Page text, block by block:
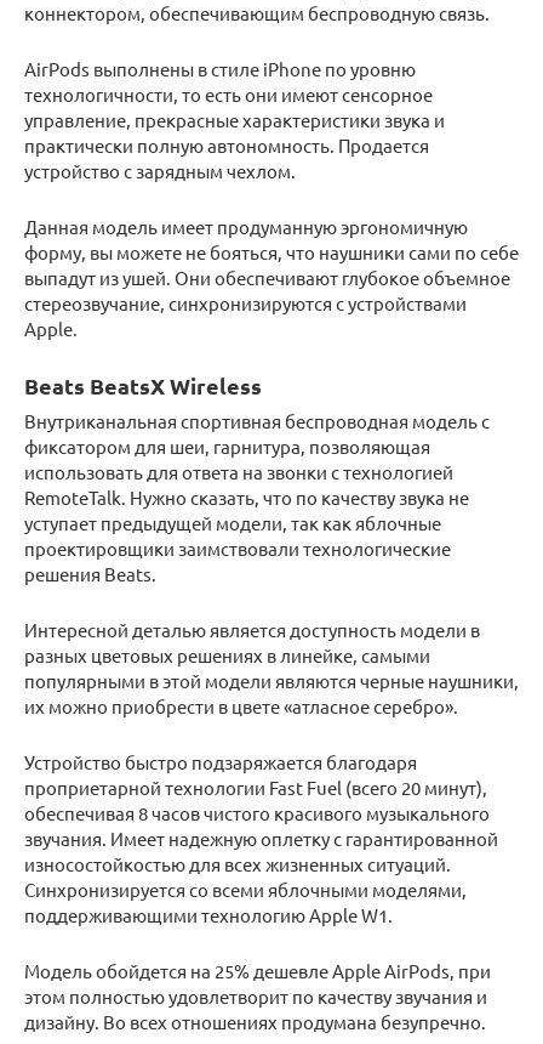
коннектором, обеспечивающим беспроводную связь.
AirPods выполнены в стиле iPhone по уровню
технологичности, то есть они имеют сенсорное
управление, прекрасные характеристики звука и
практически полную автономность. Продается
устройство с зарядным чехлом.
Данная модель имеет продуманную эргономичную
форму, вы можете не бояться, что наушники сами по себе
выпадут из ушей. Они обеспечивают глубокое объемное
стереозвучание, синхронизируются с устройствами
Apple.
Beats BeatsX Wireless
Внутриканальная спортивная беспроводная модель с
фиксатором для шеи, гарнитура, позволяющая
использовать для ответа на звонки с технологией
RemoteTalk. Нужно сказать, что по качеству звука не
уступает предыдущей модели, так как яблочные
проектировщики заимствовали технологические
решения Beats.
Интересной деталью является доступность модели в
разных цветовых решениях в линейке, самыми
популярными в этой модели являются черные наушники,
их можно приобрести в цвете «атласное серебро».
Устройство быстро подзаряжается благодаря
проприетарной технологии Fast Fuel (всего 20 минут),
обеспечивая 8 часов чистого красивого музыкального
звучания. Имеет надежную оплетку с гарантированной
износостойкостью для всех жизненных ситуаций.
Синхронизируется со всеми яблочными моделями,
поддерживающими технологию Apple W1.
Модель обойдется на 25% дешевле Apple AirPods, при
этом полностью удовлетворит по качеству звучания и
дизайну. Во всех отношениях продумана безупречно.